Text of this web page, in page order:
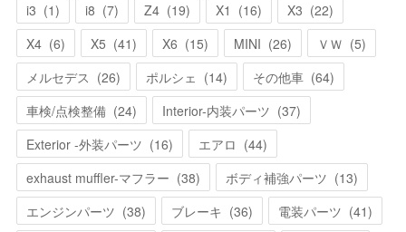
i3 (1) i8 (7) Z4 (19) X1 (16) X3 (22)
X4 (6) X5 (41) X6 (15) MINI (26) ＶＷ (5)
メルセデス (26) ポルシェ (14) その他車 (64)
車検/点検整備 (24) Interior-内装パーツ (37)
Exterior -外装パーツ (16) エアロ (44)
exhaust muffler-マフラー (38) ボディ補強パーツ (13)
エンジンパーツ (38) ブレーキ (36) 電装パーツ (41)